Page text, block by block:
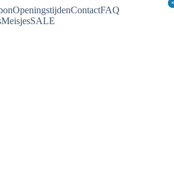
OpeningstijdenContactFAQ
MeisjesSALE
×
×